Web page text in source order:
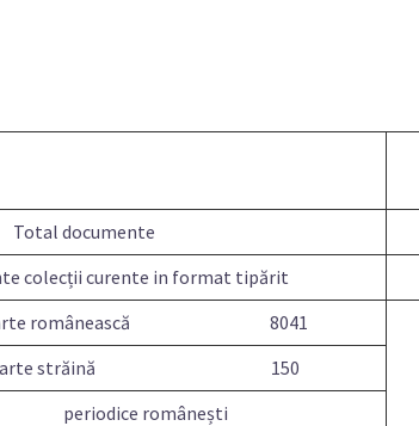
Total documente
colecții curente in format tipărit
românească 8041
străină 150
periodice românești